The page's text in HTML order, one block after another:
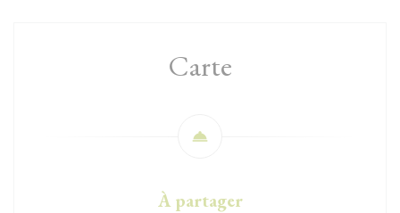
Carte
À partager